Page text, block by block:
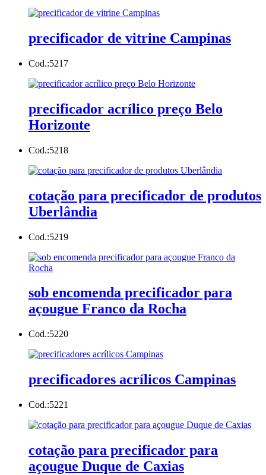
precificador de vitrine Campinas
Cod.:5217
precificador acrílico preço Belo
Horizonte
Cod.:5218
cotação para precificador de produtos
Uberlândia
Cod.:5219
sob encomenda precificador para
açougue Franco da Rocha
Cod.:5220
precificadores acrílicos Campinas
Cod.:5221
cotação para precificador para
açougue Duque de Caxias